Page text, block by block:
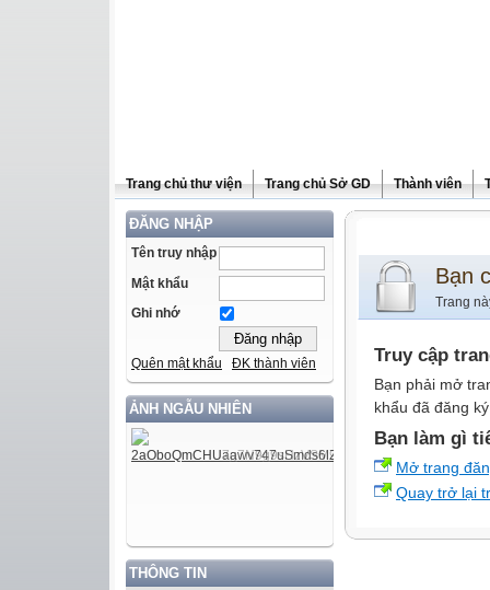
Trang chủ thư viện Trang chủ Sở GD Thành viên
ĐĂNG NHẬP
Tên truy nhập
Mật khẩu
Ghi nhớ
Quên mật khẩu ĐK thành viên
ẢNH NGẪU NHIÊN
THÔNG TIN
Bạn
Trang
Truy cập
Bạn phải mở
khẩu đã đăng
Bạn làm gì
Mở trang
Quay trở lại